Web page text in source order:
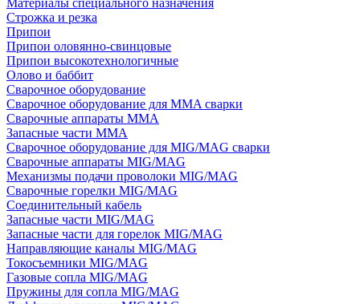
Материалы специального назначения
Строжка и резка
Припои
Припои оловянно-свинцовые
Припои высокотехнологичные
Олово и баббит
Сварочное оборудование
Сварочное оборудование для MMA сварки
Сварочные аппараты MMA
Запасные части MMA
Сварочное оборудование для MIG/MAG сварки
Сварочные аппараты MIG/MAG
Механизмы подачи проволоки MIG/MAG
Сварочные горелки MIG/MAG
Соединительный кабель
Запасные части MIG/MAG
Запасные части для горелок MIG/MAG
Направляющие каналы MIG/MAG
Токосъемники MIG/MAG
Газовые сопла MIG/MAG
Пружины для сопла MIG/MAG